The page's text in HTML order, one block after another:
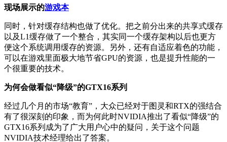
现场展示的游戏本
同时，针对缓存结构也做了优化。把之前分出来的共享式缓存
以及L1缓存做了一个整合，其实同一个缓存架构以后也更方
便这个系统调用缓存的资源。另外，还有自适应着色的功能，
可以在游戏里面极大地节省GPU的资源，也是提升性能的一
个很重要的技术。
为何会做看似“降级”的GTX16系列
经过几个月的市场“教育”，大众已经对于图灵和RTX的强结合
有了很深刻的印象，而为何此时NVIDIA推出了看似“降级”的
GTX16系列成为了广大用户心中的疑问，关于这个问题
NVIDIA技术经理给出了答案。